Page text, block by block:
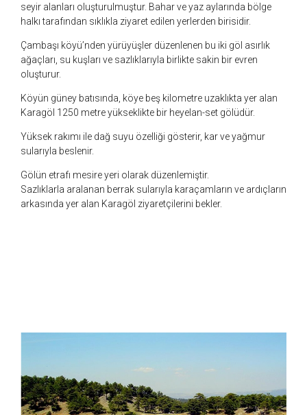
seyir alanları oluşturulmuştur. Bahar ve yaz aylarında bölge
halkı tarafından sıklıkla ziyaret edilen yerlerden birisidir.
Çambaşı köyü’nden yürüyüşler düzenlenen bu iki göl asırlık
ağaçları, su kuşları ve sazlıklarıyla birlikte sakin bir evren
oluşturur.
Köyün güney batısında, köye beş kilometre uzaklıkta yer alan
Karagöl 1250 metre yükseklikte bir heyelan-set gölüdür.
Yüksek rakımı ile dağ suyu özelliği gösterir, kar ve yağmur
sularıyla beslenir.
Gölün etrafı mesire yeri olarak düzenlemiştir.
Sazlıklarla aralanan berrak sularıyla karaçamların ve ardıçların
arkasında yer alan Karagöl ziyaretçilerini bekler.